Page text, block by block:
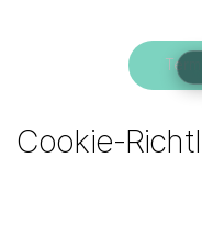
Cookie-